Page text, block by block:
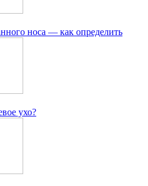
носа — как определить
ухо?